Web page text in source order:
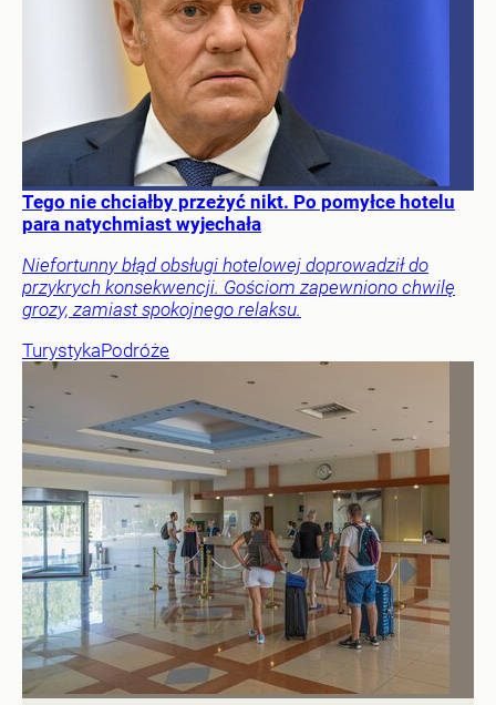
Tego nie chciałby przeżyć nikt. Po pomyłce hotelu
para natychmiast wyjechała
Niefortunny błąd obsługi hotelowej doprowadził do
przykrych konsekwencji. Gościom zapewniono chwilę
grozy, zamiast spokojnego relaksu.
TurystykaPodróże